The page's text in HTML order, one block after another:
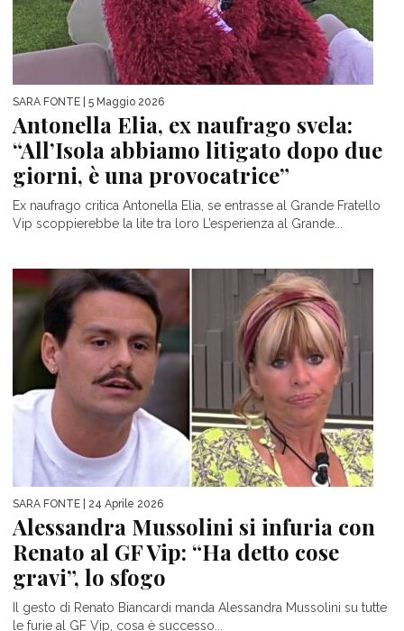
SARA FONTE | 5 Maggio 2026
Antonella Elia, ex naufrago svela:
“All’Isola abbiamo litigato dopo due
giorni, è una provocatrice”
Ex naufrago critica Antonella Elia, se entrasse al Grande Fratello
Vip scoppierebbe la lite tra loro L’esperienza al Grande...
SARA FONTE | 24 Aprile 2026
Alessandra Mussolini si infuria con
Renato al GF Vip: “Ha detto cose
gravi”, lo sfogo
Il gesto di Renato Biancardi manda Alessandra Mussolini su tutte
le furie al GF Vip, cosa è successo...